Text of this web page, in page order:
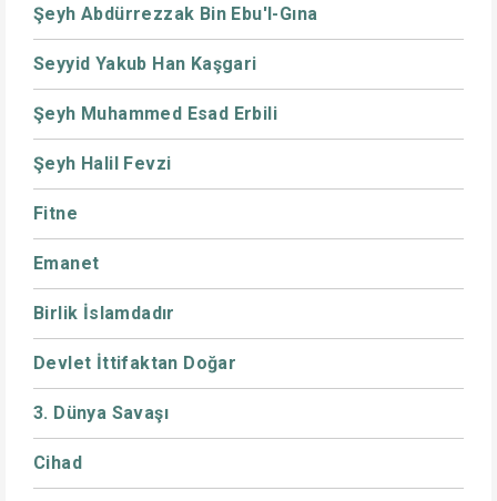
Şeyh Abdürrezzak Bin Ebu'l-Gına
Seyyid Yakub Han Kaşgari
Şeyh Muhammed Esad Erbili
Şeyh Halil Fevzi
Fitne
Emanet
Birlik İslamdadır
Devlet İttifaktan Doğar
3. Dünya Savaşı
Cihad